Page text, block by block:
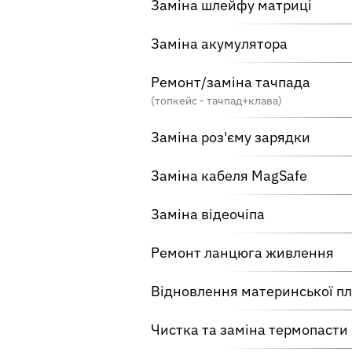
Заміна шлейфу матриці
Заміна акумулятора
Ремонт/заміна тачпада
(топкейс - тачпад+клава)
Заміна роз'єму зарядки
Заміна кабеля MagSafe
Заміна відеочіпа
Ремонт ланцюга живлення
Відновлення материнської
Чистка та заміна термопасти